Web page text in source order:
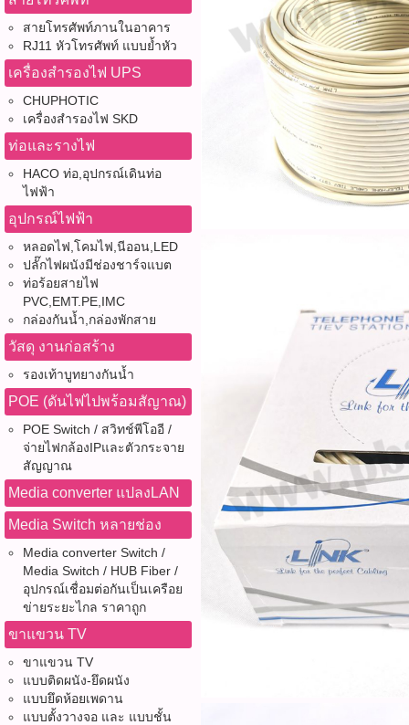
สายโทรศัพท์ภานในอาคาร
RJ11 หัวโทรศัพท์ แบบย้ำหัว
เครื่องสำรองไฟ UPS
CHUPHOTIC
เครื่องสำรองไฟ SKD
ท่อและรางไฟ
HACO ท่อ,อุปกรณ์เดินท่อ
ไฟฟ้า
อุปกรณ์ไฟฟ้า
หลอดไฟ,โคมไฟ,นีออน,LED
ปลั๊กไฟผนังมีช่องชาร์จแบต
ท่อร้อยสายไฟ
PVC,EMT.PE,IMC
กล่องกันน้ำ,กล่องพักสาย
วัสดุ งานก่อสร้าง
รองเท้าบูทยางกันน้ำ
POE (ดันไฟไปพร้อมสัญาณ)
POE Switch / สวิทช์พีโออี /
จ่ายไฟกล้องIPและตัวกระจาย
สัญญาณ
Media converter แปลงLAN
Media Switch หลายช่อง
Media converter Switch /
Media Switch / HUB Fiber /
อุปกรณ์เชื่อมต่อกันเป็นเครือย
ข่ายระยะไกล ราคาถูก
ขาแขวน TV
ขาแขวน TV
แบบติดผนัง-ยึดผนัง
แบบยึดห้อยเพดาน
แบบตั้งวางจอ และ แบบชั้น